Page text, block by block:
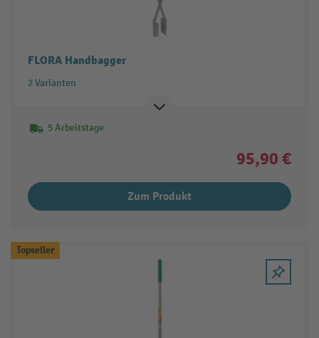
FLORA Handbagger
2 Varianten
5 Arbeitstage
95,90 €
Zum Produkt
Topseller